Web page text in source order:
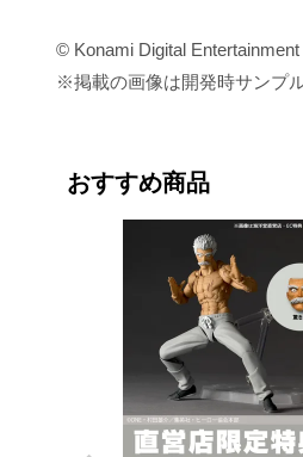
© Konami Digital Entertainment
※掲載の画像は開発時サンプ
おすすめ商品